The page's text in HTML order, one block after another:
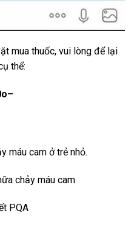
mua thuốc, vui lòng để lại
thể:
máu cam ở trẻ nhỏ.
chảy máu cam
PQA